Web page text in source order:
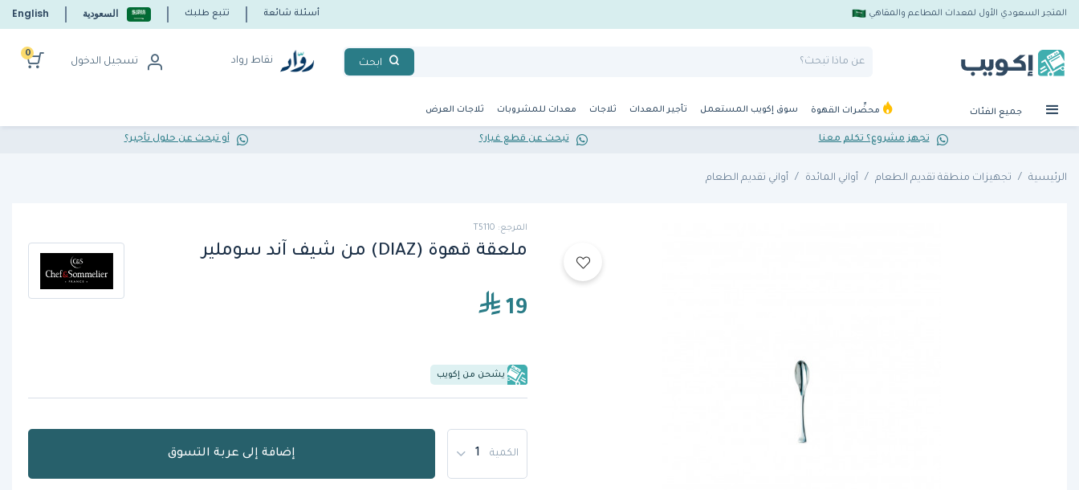
المتجر السعودي الأول لمعدات المطاعم والمقاهي أسئلة شائعة تتبع طلبك السعودية English
ابحث نقاط رواد تسجيل الدخول
0
جميع الفئات محضِّرات القهوة سوق إكويب المستعمل تأجير المعدات ثلاجات معدات للمشروبات ثلاجات العرض
تجهز مشروع؟ تكلم معنا تبحث عن قطع غيار؟ أو تبحث عن حلول تأجير؟
الرئيسية تجهيزات منطقة تقديم الطعام أواني المائدة أواني تقديم الطعام
المرجع: T5110
ملعقة قهوة (DIAZ) من شيف آند سوملير
19
يشحن من إكويب
الكمية إضافة إلى عربة التسوق